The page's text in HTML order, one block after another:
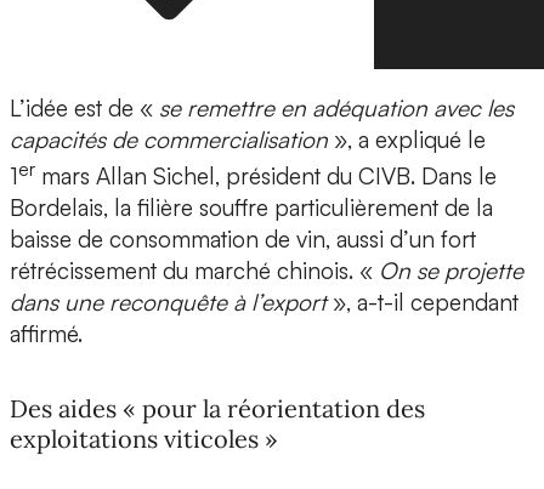
L’idée est de « se remettre en adéquation avec les
capacités de commercialisation », a expliqué le
1er mars Allan Sichel, président du CIVB. Dans le
Bordelais, la filière souffre particulièrement de la
baisse de consommation de vin, aussi d’un fort
rétrécissement du marché chinois. « On se projette
dans une reconquête à l’export», a-t-il cependant
affirmé.
Des aides « pour la réorientation des
exploitations viticoles »